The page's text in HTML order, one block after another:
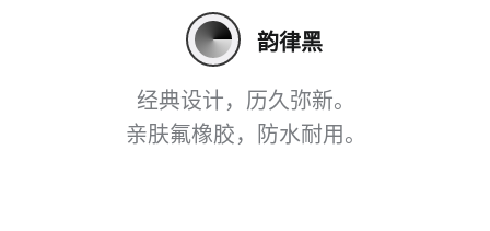
韵律黑
经典设计，历久弥新。
亲肤氟橡胶，防水耐⁠用。